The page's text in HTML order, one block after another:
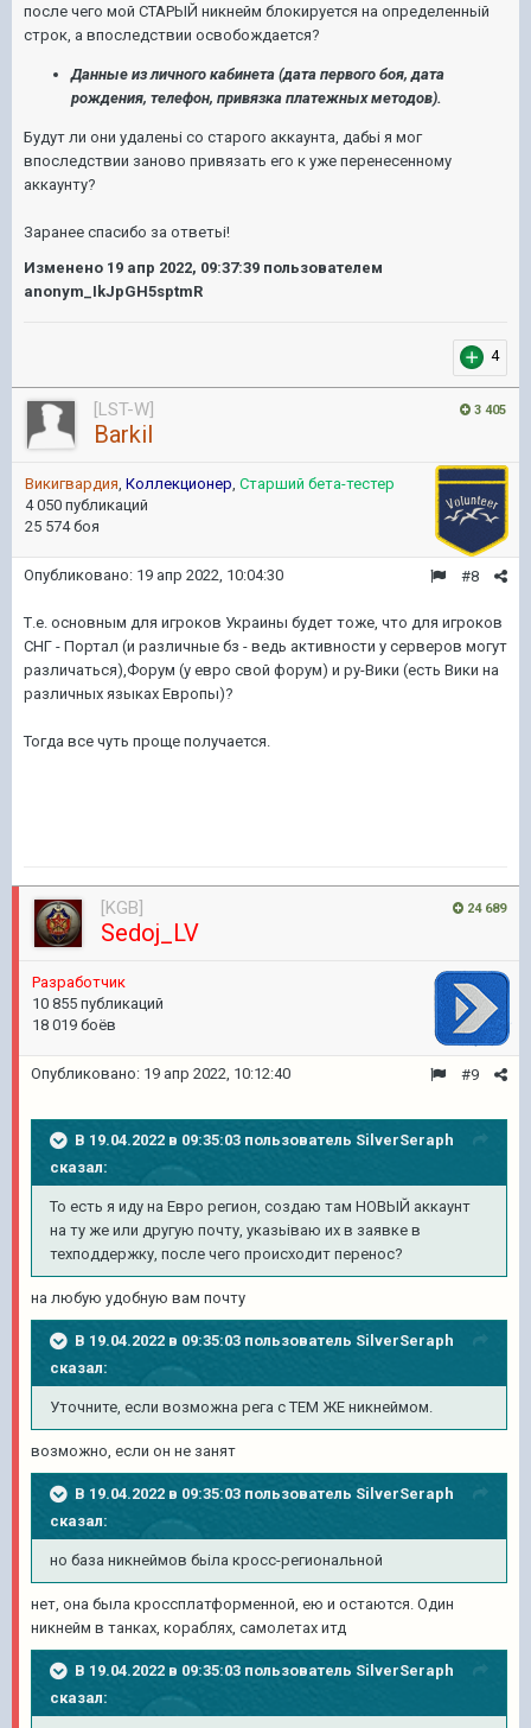
после чего мой СТАРЬІЙ никнейм блокируется на определенньій
строк, а впоследствии освобождается?
Данные из личного кабинета (дата первого боя, дата
рождения, телефон, привязка платежных методов).
Будут ли они удаленьі со старого аккаунта, дабьі я мог
впоследствии заново привязать его к уже перенесенному
аккаунту?
Заранее спасибо за ответьі!
Изменено 19 апр 2022, 09:37:39 пользователем
anonym_IkJpGH5sptmR
4
3 405
[LST-W]
Barkil
Викигвардия, Коллекционер, Старший бета-тестер
4 050 публикаций
25 574 боя
#8
Опубликовано: 19 апр 2022, 10:04:30
Т.е. основным для игроков Украины будет тоже, что для игроков
СНГ - Портал (и различные бз - ведь активности у серверов могут
различаться),Форум (у евро свой форум) и ру-Вики (есть Вики на
различных языках Европы)?
Тогда все чуть проще получается.
24 689
[KGB]
Sedoj_LV
Pазработчик
10 855 публикаций
18 019 боёв
#9
Опубликовано: 19 апр 2022, 10:12:40
В 19.04.2022 в 09:35:03 пользователь SilverSeraph
сказал:
То есть я иду на Евро регион, создаю там НОВЬІЙ аккаунт
на ту же или другую почту, указьіваю их в заявке в
техподдержку, после чего происходит перенос?
на любую удобную вам почту
В 19.04.2022 в 09:35:03 пользователь SilverSeraph
сказал:
Уточните, если возможна рега с ТЕМ ЖЕ никнеймом.
возможно, если он не занят
В 19.04.2022 в 09:35:03 пользователь SilverSeraph
сказал:
но база никнеймов бьіла кросс-региональной
нет, она была кроссплатформенной, ею и остаются. Один
никнейм в танках, кораблях, самолетах итд
В 19.04.2022 в 09:35:03 пользователь SilverSeraph
сказал: